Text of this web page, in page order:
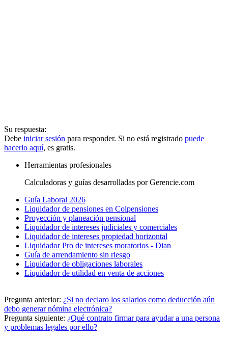
Su respuesta:
Debe iniciar sesión para responder. Si no está registrado puede
hacerlo aquí, es gratis.
Herramientas profesionales
Calculadoras y guías desarrolladas por Gerencie.com
Guía Laboral 2026
Liquidador de pensiones en Colpensiones
Proyección y planeación pensional
Liquidador de intereses judiciales y comerciales
Liquidador de intereses propiedad horizontal
Liquidador Pro de intereses moratorios - Dian
Guía de arrendamiento sin riesgo
Liquidador de obligaciones laborales
Liquidador de utilidad en venta de acciones
Pregunta anterior: ¿Si no declaro los salarios como deducción aún
debo generar nómina electrónica?
Pregunta siguiente: ¿Qué contrato firmar para ayudar a una persona
y problemas legales por ello?